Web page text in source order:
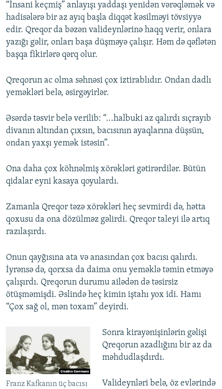
“İnsani keçmiş” anlayışı yaddaşı yenidən vərəqləmək və
hadisələrə bir az ayıq başla diqqət kəsilməyi tövsiyyə
edir. Qreqor da bəzən valideynlərinə haqq verir, onlara
yazığı gəlir, onları başa düşməyə çalışır. Həm də qəflətən
başqa fikirlərə qərq olur.
Qreqorun ac olma səhnəsi çox iztirablıdır. Ondan dadlı
yeməkləri belə, əsirgəyirlər.
Əsərdə təsvir belə verilib: “...halbuki az qalırdı sıçrayıb
divanın altından çıxsın, bacısının ayaqlarına düşsün,
ondan yaxşı yemək istəsin”.
Ona daha çox köhnəlmiş xörəkləri gətirərdilər. Bütün
qidalar eyni kasaya qoyulardı.
Zamanla Qreqor təzə xörəkləri heç sevmirdi də, hətta
qoxusu da ona dözülməz gəlirdi. Qreqor taleyi ilə artıq
razılaşırdı.
Onun qayğısına ata və anasından çox bacısı qalırdı.
İyrənsə də, qorxsa da daima onu yeməklə təmin etməyə
çalışırdı. Qreqorun durumu ailədən də təsirsiz
ötüşməmişdi. Əslində heç kimin iştahı yox idi. Hamı
“Çox sağ ol, mən toxam” deyirdi.
Franz Kafkanın üç bacısı
Sonra kirayənişinlərin gəlişi
Qreqorun azadlığını bir az da
məhdudlaşdırdı.
Valideynləri belə, öz evlərində